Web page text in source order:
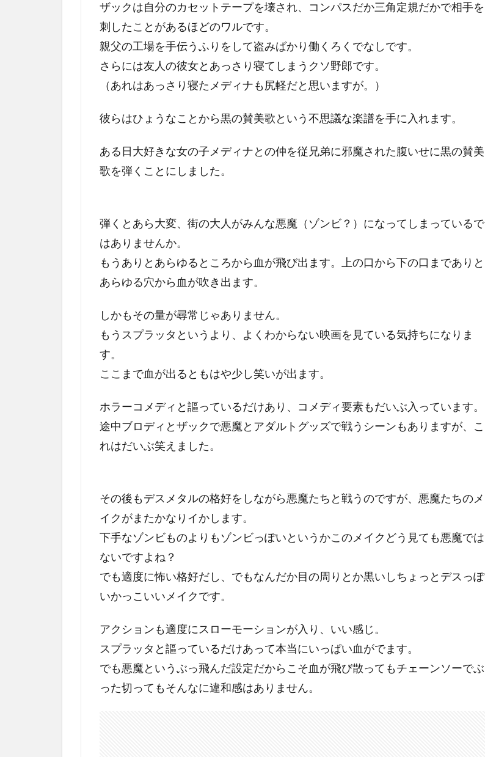
ザックは自分のカセットテープを壊され、コンパスだか三角定規だかで相手を
刺したことがあるほどのワルです。
親父の工場を手伝うふりをして盗みばかり働くろくでなしです。
さらには友人の彼女とあっさり寝てしまうクソ野郎です。
（あれはあっさり寝たメディナも尻軽だと思いますが。）
彼らはひょうなことから黒の賛美歌という不思議な楽譜を手に入れます。
ある日大好きな女の子メディナとの仲を従兄弟に邪魔された腹いせに黒の賛美
歌を弾くことにしました。
弾くとあら大変、街の大人がみんな悪魔（ゾンビ？）になってしまっているで
はありませんか。
もうありとあらゆるところから血が飛び出ます。上の口から下の口までありと
あらゆる穴から血が吹き出ます。
しかもその量が尋常じゃありません。
もうスプラッタというより、よくわからない映画を見ている気持ちになりま
す。
ここまで血が出るともはや少し笑いが出ます。
ホラーコメディと謳っているだけあり、コメディ要素もだいぶ入っています。
途中ブロディとザックで悪魔とアダルトグッズで戦うシーンもありますが、こ
れはだいぶ笑えました。
その後もデスメタルの格好をしながら悪魔たちと戦うのですが、悪魔たちのメ
イクがまたかなりイかします。
下手なゾンビものよりもゾンビっぽいというかこのメイクどう見ても悪魔では
ないですよね？
でも適度に怖い格好だし、でもなんだか目の周りとか黒いしちょっとデスっぽ
いかっこいいメイクです。
アクションも適度にスローモーションが入り、いい感じ。
スプラッタと謳っているだけあって本当にいっぱい血がでます。
でも悪魔というぶっ飛んだ設定だからこそ血が飛び散ってもチェーンソーでぶ
った切ってもそんなに違和感はありません。